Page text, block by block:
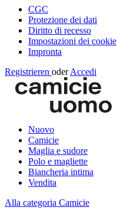
CGC
Protezione dei dati
Diritto di recesso
Impostazioni dei cookie
Impronta
Registrieren oder Accedi
Nuovo
Camicie
Maglia e sudore
Polo e magliette
Biancheria intima
Vendita
Alla categoria Camicie